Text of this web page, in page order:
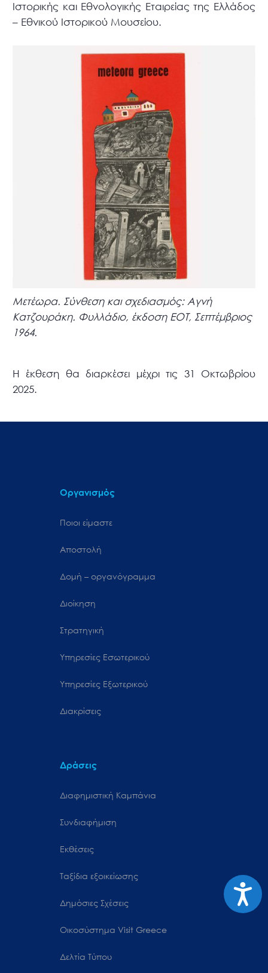
Ιστορικής και Εθνολογικής Εταιρείας της Ελλάδος
– Εθνικού Ιστορικού Μουσείου.
Μετέωρα. Σύνθεση και σχεδιασμός: Αγνή
Κατζουράκη. Φυλλάδιο, έκδοση EOT, Σεπτέμβριος
1964.
Η έκθεση θα διαρκέσει μέχρι τις 31 Οκτωβρίου
2025.
Οργανισμός
Ποιοι είμαστε
Αποστολή
Δομή – οργανόγραμμα
Διοίκηση
Στρατηγική
Υπηρεσίες Εσωτερικού
Υπηρεσίες Εξωτερικού
Διακρίσεις
Δράσεις
Διαφημιστική Καμπάνια
Συνδιαφήμιση
Εκθέσεις
Ταξίδια εξοικείωσης
Δημόσιες Σχέσεις
Oικοσύστημα Visit Greece
Δελτία Τύπου